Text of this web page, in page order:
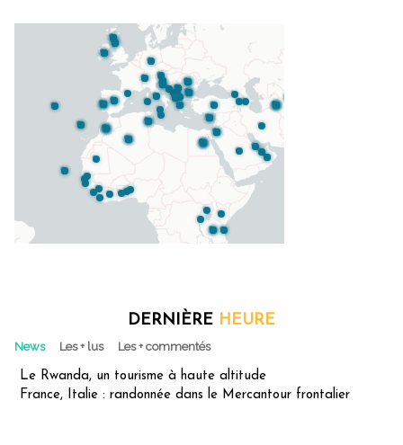
DERNIÈRE HEURE
News Les + lus Les + commentés
Le Rwanda, un tourisme à haute altitude
France, Italie : randonnée dans le Mercantour frontalier